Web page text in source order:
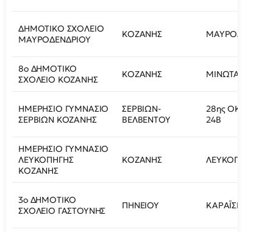
ΔΗΜΟΤΙΚΟ ΣΧΟΛΕΙΟ
ΜΑΥΡΟΔΕΝΔΡΙΟΥ
ΚΟΖΑΝΗΣ ΜΑΥΡΟΔΕΝΔΡΙ
8ο ΔΗΜΟΤΙΚΟ
ΣΧΟΛΕΙΟ ΚΟΖΑΝΗΣ
ΚΟΖΑΝΗΣ ΜΙΝΩΤΑΥΡΟΥ 4
ΗΜΕΡΗΣΙΟ ΓΥΜΝΑΣΙΟ
ΣΕΡΒΙΩΝ ΚΟΖΑΝΗΣ
ΣΕΡΒΙΩΝ-
ΒΕΛΒΕΝΤΟΥ
28ης
24Β
ΗΜΕΡΗΣΙΟ ΓΥΜΝΑΣΙΟ
ΛΕΥΚΟΠΗΓΗΣ
ΚΟΖΑΝΗΣ
ΚΟΖΑΝΗΣ ΛΕΥΚΟΠΗΓΗ
3ο ΔΗΜΟΤΙΚΟ
ΣΧΟΛΕΙΟ ΓΑΣΤΟΥΝΗΣ
ΠΗΝΕΙΟΥ ΚΑΡΑΪΣΚΟΥ 9